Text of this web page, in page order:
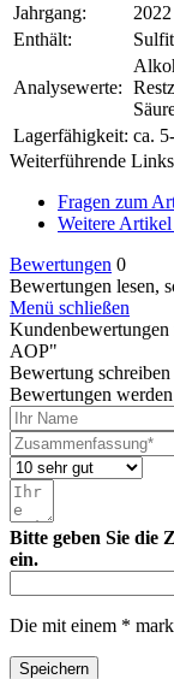
Jahrgang:
2022
Enthält:
Analysewerte:
Lagerfähigkeit: ca.
Weiterführende
Fragen zum
Weitere
Bewertungen 0
Bewertungen lesen,
Menü schließen
AOP"
Bewertung schreiben
Bewertungen
Bitte geben Sie die
ein.
Die mit einem *
Speichern